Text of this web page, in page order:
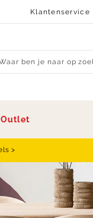
Klantenservice
search
Outlet
>